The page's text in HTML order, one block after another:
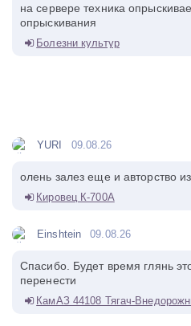
на сервере техника
опрыскивания
Болезни культур
YURI 09.08.26
олень залез еще и авторство
Кировец К-700А
Einshtein 09.08.26
Спасибо. Будет время глянь
перенести
КамАЗ 44108 Тягач-